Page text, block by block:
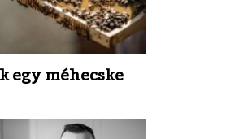
egy méhecske